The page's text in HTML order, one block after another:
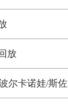
放
曼昱/蒯曼 全场录像回放